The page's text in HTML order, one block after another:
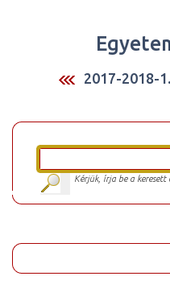
2017-2018-
Kérjük, írja be a keresett